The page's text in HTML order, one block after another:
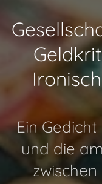
Ein
und die